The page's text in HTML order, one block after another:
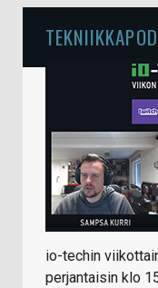
io-techin
perjantaisin klo